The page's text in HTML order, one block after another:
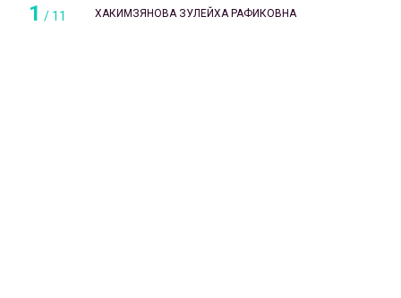
1 / 11 ХАКИМЗЯНОВА ЗУЛЕЙХА РАФИКОВНА